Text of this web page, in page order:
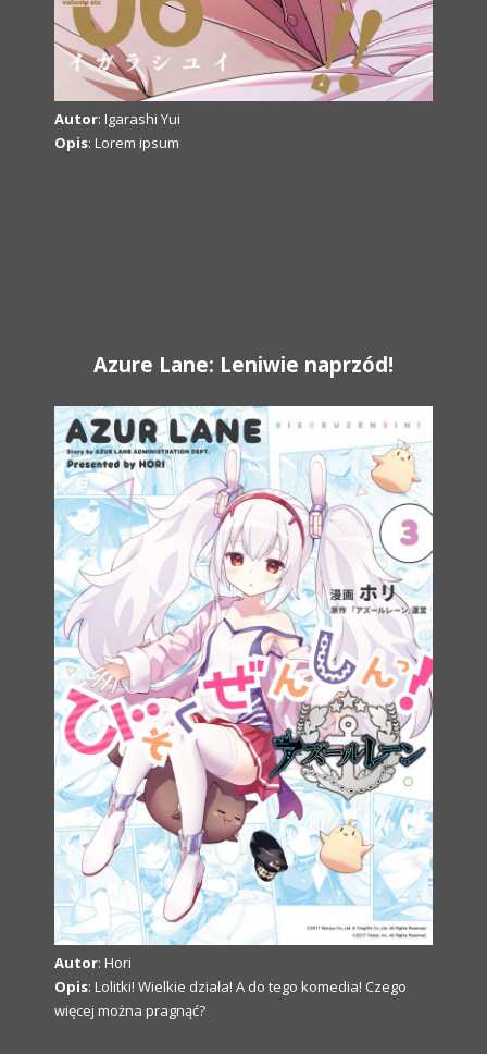
Autor: Igarashi Yui
Opis: Lorem ipsum
Azure Lane: Leniwie naprzód!
Autor: Hori
Opis: Lolitki! Wielkie działa! A do tego komedia! Czego
więcej można pragnąć?